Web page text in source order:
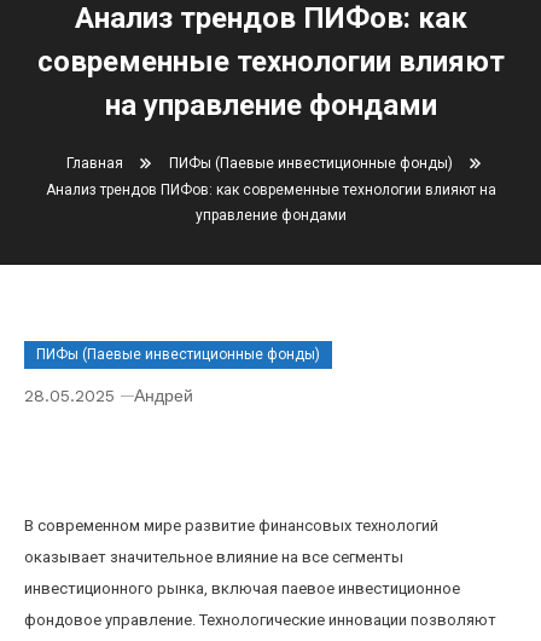
Анализ трендов ПИФов: как
современные технологии влияют
на управление фондами
Главная
ПИФы (Паевые инвестиционные фонды)
Анализ трендов ПИФов: как современные технологии влияют на
управление фондами
ПИФы (Паевые инвестиционные фонды)
28.05.2025 Андрей
В современном мире развитие финансовых технологий
оказывает значительное влияние на все сегменты
инвестиционного рынка, включая паевое инвестиционное
фондовое управление. Технологические инновации позволяют